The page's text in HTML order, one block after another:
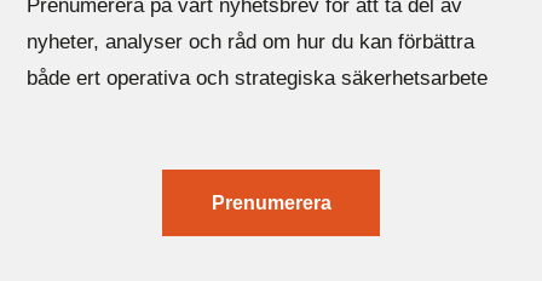
Prenumerera på vårt nyhetsbrev för att ta del av
nyheter, analyser och råd om hur du kan förbättra
både ert operativa och strategiska säkerhetsarbete
Prenumerera